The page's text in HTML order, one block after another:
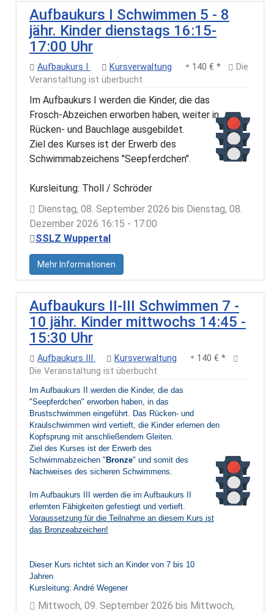
Aufbaukurs I Schwimmen 5 - 8
jähr. Kinder dienstags 16:15-
17:00 Uhr
Aufbaukurs I Kursverwaltung 140 € *
Die
Veranstaltung ist überbucht
Im Aufbaukurs I werden die Kinder, die das
Frosch-Abzeichen erworben haben, weiter in
Rücken- und Bauchlage ausgebildet.
Ziel des Kurses ist der Erwerb des
Schwimmabzeichens "Seepferdchen".
Kursleitung: Tholl / Schröder
Dienstag, 08. September 2026 bis Dienstag, 08.
Dezember 2026 16:15 - 17:00
SSLZ Wuppertal
Mehr Informationen
Aufbaukurs II-III Schwimmen 7 -
10 jähr. Kinder mittwochs 14:45 -
15:30 Uhr
Aufbaukurs III Kursverwaltung
140 € *
Die Veranstaltung ist überbucht
Im Aufbaukurs II werden die Kinder, die das
"Seepferdchen" erworben haben, in das
Brustschwimmen eingeführt. Das Rücken- und
Kraulschwimmen wird vertieft, die Kinder erlernen den
Kopfsprung mit anschließendem Gleiten.
Ziel des Kurses ist der Erwerb des
Schwimmabzeichen "Bronze" und somit des
Nachweises des sicheren Schwimmens.
Im Aufbaukurs III werden die im Aufbaukurs II
erlernten Fähigkeiten gefestiegt und vertieft.
Voraussetzung für die Teilnahme an diesem Kurs ist
das Bronzeabzeichen!
Dieser Kurs richtet sich an Kinder von 7 bis 10
Jahren
Kursleitung: André Wegener
Mittwoch, 09. September 2026 bis Mittwoch,